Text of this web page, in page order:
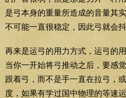
是弓本身的重量所造成的音量其
不可能一直很稳定，因此弓就会抖
再来是运弓的用力方式，运弓的
当你一开始将弓推动之后，要感
跟着弓，而不是手一直在拉弓，
度，如果有学过国中物理的等速